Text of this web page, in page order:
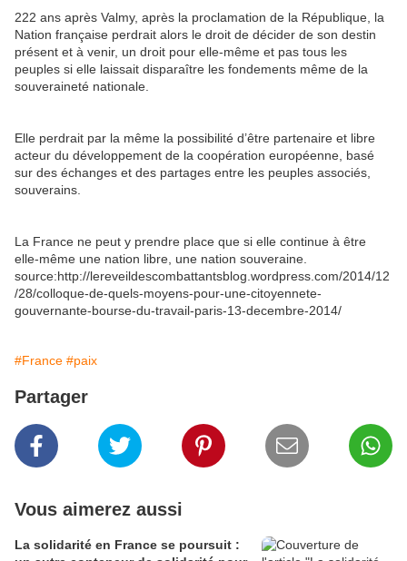
222 ans après Valmy, après la proclamation de la République, la
Nation française perdrait alors le droit de décider de son destin
présent et à venir, un droit pour elle-même et pas tous les
peuples si elle laissait disparaître les fondements même de la
souveraineté nationale.
Elle perdrait par la même la possibilité d’être partenaire et libre
acteur du développement de la coopération européenne, basé
sur des échanges et des partages entre les peuples associés,
souverains.
La France ne peut y prendre place que si elle continue à être
elle-même une nation libre, une nation souveraine.
source:http://lereveildescombattantsblog.wordpress.com/2014/12
/28/colloque-de-quels-moyens-pour-une-citoyennete-
gouvernante-bourse-du-travail-paris-13-decembre-2014/
#France #paix
Partager
Vous aimerez aussi
La solidarité en France se poursuit :